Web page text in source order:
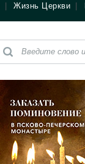
Жизнь Церкви